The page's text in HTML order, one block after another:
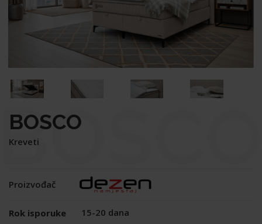
BOSCO
Kreveti
Proizvođač
Rok isporuke
15-20 dana